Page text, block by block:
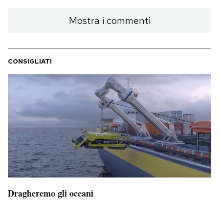
Mostra i commenti
CONSIGLIATI
Dragheremo gli oceani